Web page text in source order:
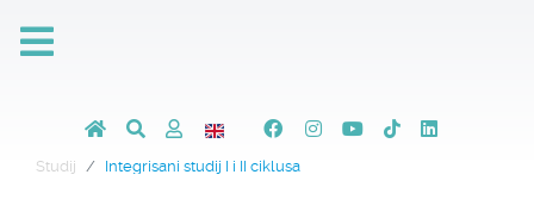
Studij Integrisani studij I i II ciklusa